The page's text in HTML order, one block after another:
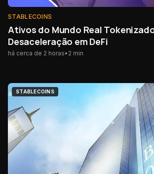
STABLECOINS
Ativos do Mundo Real
Desaceleração em DeFi
há cerca de 2 horas• 2 min
STABLECOINS